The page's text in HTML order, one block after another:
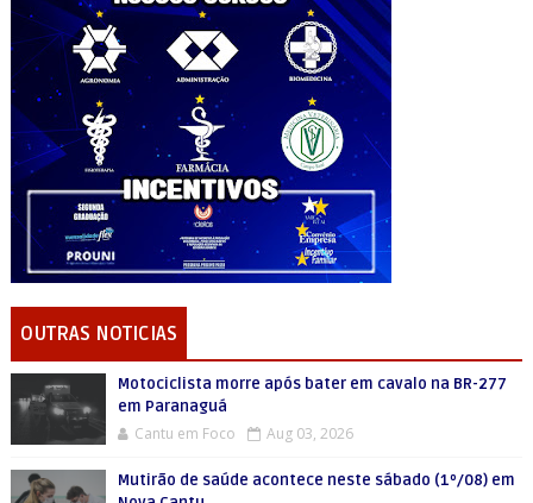
OUTRAS NOTICIAS
Motociclista morre após bater em cavalo na BR-277
em Paranaguá
Cantu em Foco Aug 03, 2026
Mutirão de saúde acontece neste sábado (1º/08) em